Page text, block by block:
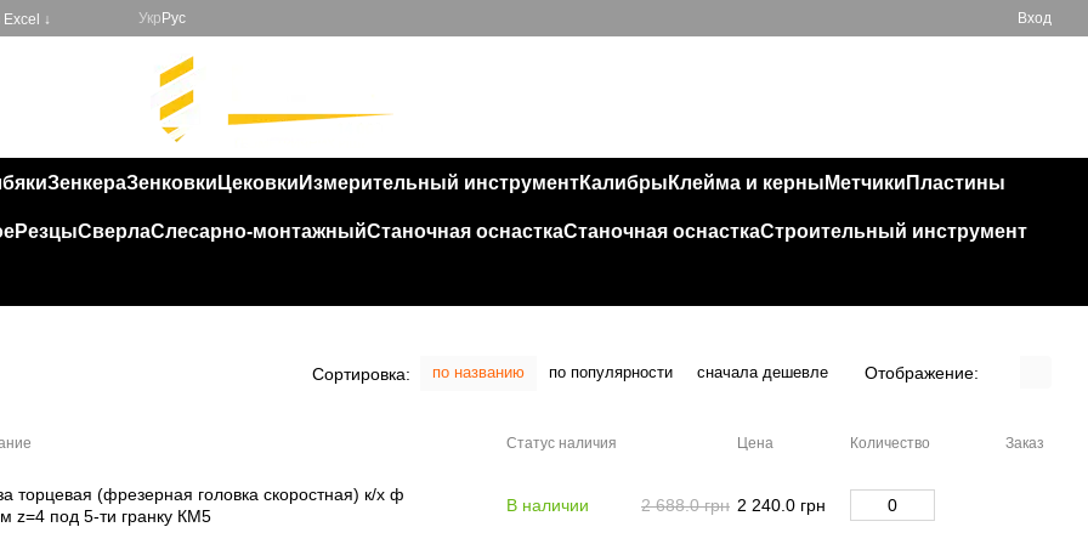
↓ Укр Рус Вход
ЗенкераЗенковки Цековки Измерительный инструментКалибры Клейма и керны Метчики Пластины
РезцыСверлаСлесарно-монтажныйСтаночная оснасткаСтаночная оснасткаСтроительный инструмент
Сортировка: по названию по популярности сначала дешевле Отображение:
Статус наличия Цена Количество Заказ
торцевая (фрезерная головка скоростная) к/х ф
z=4 под 5-ти гранку КМ5
В наличии 2 688.0 грн 2 240.0 грн